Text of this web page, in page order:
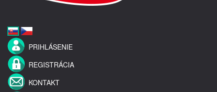
PRIHLÁSENIE
REGISTRÁCIA
KONTAKT